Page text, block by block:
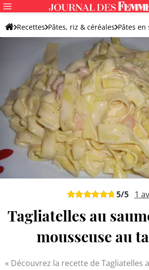
Recettes Pâtes, riz & céréales Pâtes en
Pâtes au poisson, crustacé ou fruits de mer
5/5 1
Tagliatelles au
mousseuse au
Découvrez la recette de Tagliatelles